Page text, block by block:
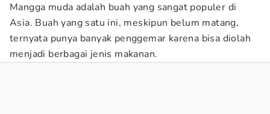
Mangga muda adalah buah yang sangat populer di
Asia. Buah yang satu ini, meskipun belum matang,
ternyata punya banyak penggemar karena bisa diolah
menjadi berbagai jenis makanan.